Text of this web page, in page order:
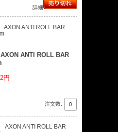
...詳細
ANTI ROLL BAR
円
注文数: